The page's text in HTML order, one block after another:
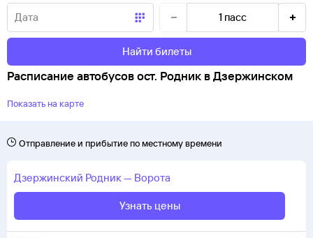
1 пасс
Найти билеты
Расписание автобусов ост. Родник в Дзержинском
Показать на карте
Отправление и прибытие по местному времени
Дзержинский Родник— Ворота
Узнать цены